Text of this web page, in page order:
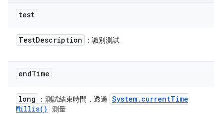
test
TestDescription ：識別測試
endTime
long ：測試結束時間，透過 System. currentTime
Millis( ) 測量